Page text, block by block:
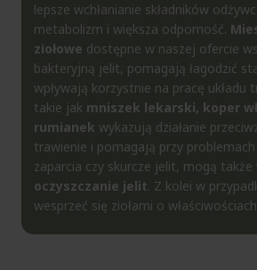
lepsze wchłanianie składników
metabolizm i większa odporność.
ziołowe dostępne w naszej ofercie
bakteryjną jelit, pomagają łagodzić
wpływają korzystnie na pracę układu
takie jak mniszek lekarski, koper
rumianek wykazują działanie
trawienie i pomagają przy
zaparcia czy skurcze jelit, mogą także
oczyszczanie jelit. Z kolei w
wesprzeć się ziołami o